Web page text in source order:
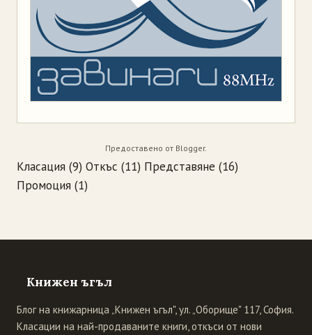
Предоставено от Blogger.
Класация (9) Откъс (11) Представяне (16)
Промоция (1)
Книжен ъгъл
Блог на книжарница „Книжен ъгъл", ул. „Оборище" 117, София.
Класации на най-продаваните книги, откъси от нови